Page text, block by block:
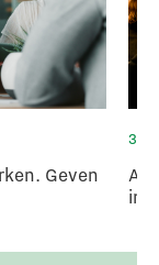
Geven
3
in